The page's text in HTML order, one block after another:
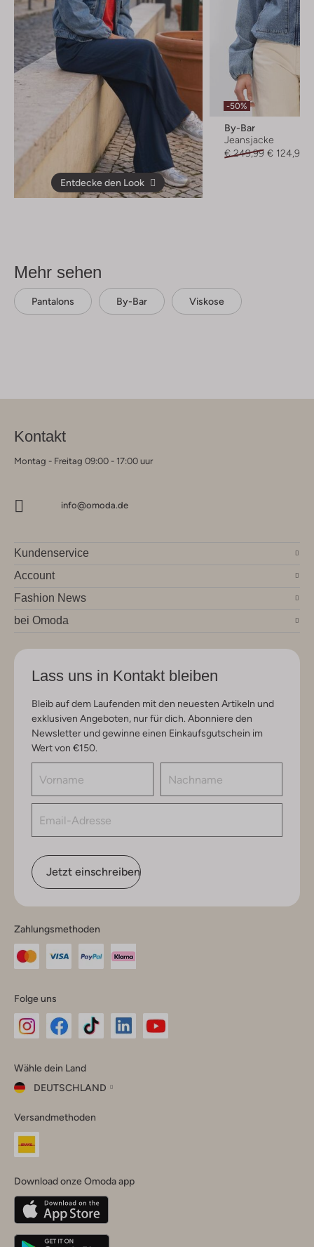
Entdecke den Look
-50%
By-Bar
Jeansjacke
€ 249,99 € 124,99
Mehr sehen
Pantalons By-Bar Viskose
Kontakt
Montag - Freitag 09:00 - 17:00 uur
info@omoda.de
Kundenservice
Account
Fashion News
bei Omoda
Lass uns in Kontakt bleiben
Bleib auf dem Laufenden mit den neuesten Artikeln und
exklusiven Angeboten, nur für dich. Abonniere den
Newsletter und gewinne einen Einkaufsgutschein im
Wert von €150.
Jetzt einschreiben
Zahlungsmethoden
Folge uns
Instagram
Facebook
TikTok
Wähle dein Land
DEUTSCHLAND
dein
Land
Belgique(Français)
Deutschland
Versandmethoden
Download onze Omoda app